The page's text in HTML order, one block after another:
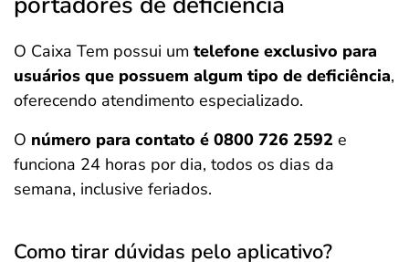
O Caixa Tem possui um telefone exclusivo para
usuários que possuem algum tipo de deficiência,
oferecendo atendimento especializado.
O número para contato é 0800 726 2592 e
funciona 24 horas por dia, todos os dias da
semana, inclusive feriados.
Como tirar dúvidas pelo aplicativo?